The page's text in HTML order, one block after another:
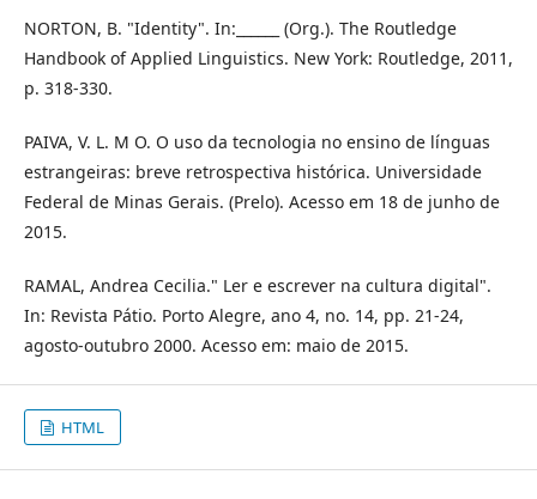
NORTON, B. "Identity". In:______ (Org.). The Routledge
Handbook of Applied Linguistics. New York: Routledge, 2011,
p. 318-330.
PAIVA, V. L. M O. O uso da tecnologia no ensino de línguas
estrangeiras: breve retrospectiva histórica. Universidade
Federal de Minas Gerais. (Prelo). Acesso em 18 de junho de
2015.
RAMAL, Andrea Cecilia." Ler e escrever na cultura digital".
In: Revista Pátio. Porto Alegre, ano 4, no. 14, pp. 21-24,
agosto-outubro 2000. Acesso em: maio de 2015.
HTML